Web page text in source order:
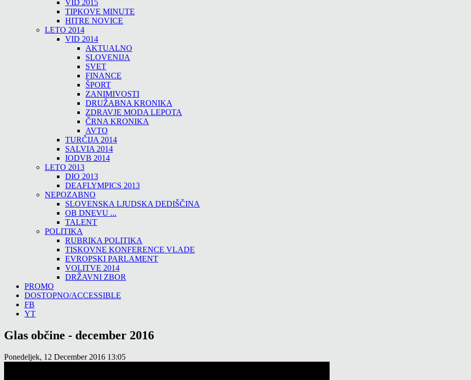
VID 2015
TIPKOVE MINUTE
HITRE NOVICE
LETO 2014
VID 2014
AKTUALNO
SLOVENIJA
SVET
FINANCE
ŠPORT
ZANIMIVOSTI
DRUŽABNA KRONIKA
ZDRAVJE MODA LEPOTA
ČRNA KRONIKA
AVTO
TURČIJA 2014
SALVIA 2014
IODVB 2014
LETO 2013
DIO 2013
DEAFLYMPICS 2013
NEPOZABNO
SLOVENSKA LJUDSKA DEDIŠČINA
OB DNEVU ...
TALENT
POLITIKA
RUBRIKA POLITIKA
TISKOVNE KONFERENCE VLADE
EVROPSKI PARLAMENT
VOLITVE 2014
DRŽAVNI ZBOR
PROMO
DOSTOPNO/ACCESSIBLE
FB
YT
Glas občine - december 2016
Ponedeljek, 12 December 2016 13:05